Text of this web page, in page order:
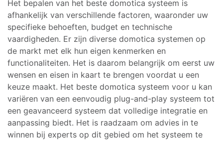
Het bepalen van het beste domotica systeem is
afhankelijk van verschillende factoren, waaronder uw
specifieke behoeften, budget en technische
vaardigheden. Er zijn diverse domotica systemen op
de markt met elk hun eigen kenmerken en
functionaliteiten. Het is daarom belangrijk om eerst uw
wensen en eisen in kaart te brengen voordat u een
keuze maakt. Het beste domotica systeem voor u kan
variëren van een eenvoudig plug-and-play systeem tot
een geavanceerd systeem dat volledige integratie en
aanpassing biedt. Het is raadzaam om advies in te
winnen bij experts op dit gebied om het systeem te